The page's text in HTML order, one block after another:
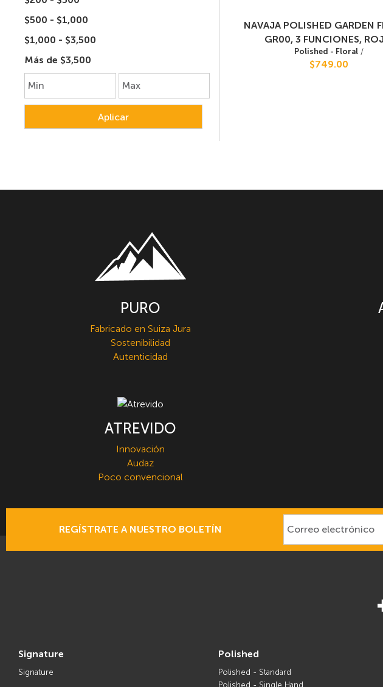
NAVAJA POLISHED GARDEN
GR00, 3 FUNCIONES,
Polished - Floral/
$749.00
$500 - $1,000
$1,000 - $3,500
Más de $3,500
PURO
Fabricado en Suiza Jura
Sostenibilidad
Autenticidad
ATREVIDO
Innovación
Audaz
Poco convencional
REGÍSTRATE A NUESTRO BOLETÍN
signature
Signature
polished
Polished - Standard
Polished - Single Hand